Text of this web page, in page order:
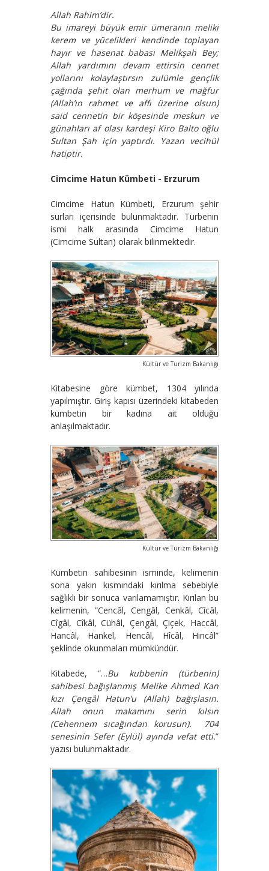
Allah Rahim’dir.
Bu imareyi büyük emir ümeranın meliki
kerem ve yücelikleri kendinde toplayan
hayır ve hasenat babası Melikşah Bey;
Allah yardımını devam ettirsin cennet
yollarını kolaylaştırsın zulümle gençlik
çağında şehit olan merhum ve mağfur
(Allah’ın rahmet ve affı üzerine olsun)
said cennetin bir köşesinde meskun ve
günahları af olası kardeşi Kiro Balto oğlu
Sultan Şah için yaptırdı. Yazan vecihül
hatiptir.
Cimcime Hatun Kümbeti - Erzurum
Cimcime Hatun Kümbeti, Erzurum şehir
surları içerisinde bulunmaktadır. Türbenin
ismi halk arasında Cimcime Hatun
(Cimcime Sultan) olarak bilinmektedir.
Kültür ve Turizm Bakanlığı
Kitabesine göre kümbet, 1304 yılında
yapılmıştır. Giriş kapısı üzerindeki kitabeden
kümbetin bir kadına ait olduğu
anlaşılmaktadır.
Kültür ve Turizm Bakanlığı
Kümbetin sahibesinin isminde, kelimenin
sona yakın kısmındaki kırılma sebebiyle
sağlıklı bir sonuca varılamamıştır. Kırılan bu
kelimenin, “Cencâl, Cengâl, Cenkâl, Cîcâl,
Cîgâl, Cîkâl, Cühâl, Çengâl, Çiçek, Haccâl,
Hancâl, Hankel, Hencâl, Hîcâl, Hıncâl”
şeklinde okunmaları mümkündür.
Kitabede, “…Bu kubbenin (türbenin)
sahibesi bağışlanmış Melike Ahmed Kan
kızı Çengâl Hatun’u (Allah) bağışlasın.
Allah onun makamını serin kılsın
(Cehennem sıcağından korusun). 704
senesinin Sefer (Eylül) ayında vefat etti.”
yazısı bulunmaktadır.